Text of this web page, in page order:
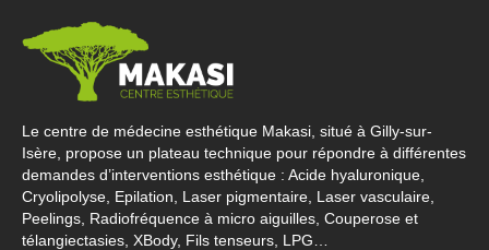
Le centre de médecine esthétique Makasi, situé à Gilly-sur-
Isère, propose un plateau technique pour répondre à différentes
demandes d’interventions esthétique : Acide hyaluronique,
Cryolipolyse, Epilation, Laser pigmentaire, Laser vasculaire,
Peelings, Radiofréquence à micro aiguilles, Couperose et
télangiectasies, XBody, Fils tenseurs, LPG…